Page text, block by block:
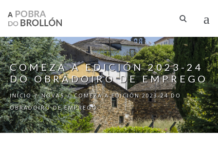
COMEZA A EDICIÓN 2023-24
DO OBRADOIRO DE EMPREGO
INICIO / NOVAS / COMEZA A EDICIÓN 2023-24 DO
OBRADOIRO DE EMPREGO